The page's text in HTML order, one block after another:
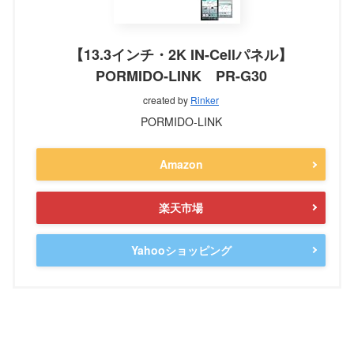
【13.3インチ・2K IN-Cellパネル】
PORMIDO-LINK PR-G30
created by Rinker
PORMIDO-LINK
Amazon
楽天市場
Yahooショッピング